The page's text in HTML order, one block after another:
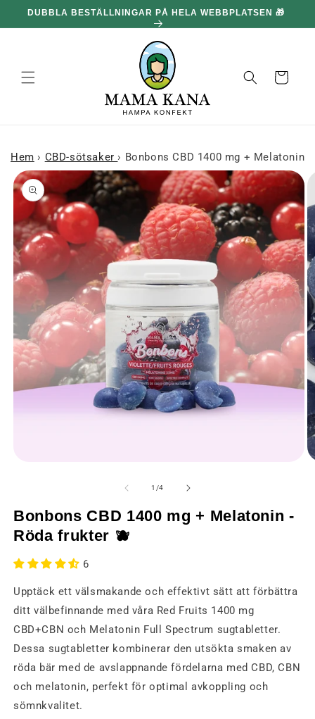
och gå
DUBBLA BESTÄLLNINGAR PÅ HELA WEBBPLATSEN 🎁
Korg
Hem › CBD-sötsaker › Bonbons CBD 1400 mg + Melatonin
till
ett
modalt
fönster
1 /av
4
Bonbons CBD 1400 mg + Melatonin -
Röda frukter 🫐
6
Upptäck ett välsmakande och effektivt sätt att förbättra
ditt välbefinnande med våra Red Fruits 1400 mg
CBD+CBN och Melatonin Full Spectrum sugtabletter.
Dessa sugtabletter kombinerar den utsökta smaken av
röda bär med de avslappnande fördelarna med CBD, CBN
och melatonin, perfekt för optimal avkoppling och
sömnkvalitet.